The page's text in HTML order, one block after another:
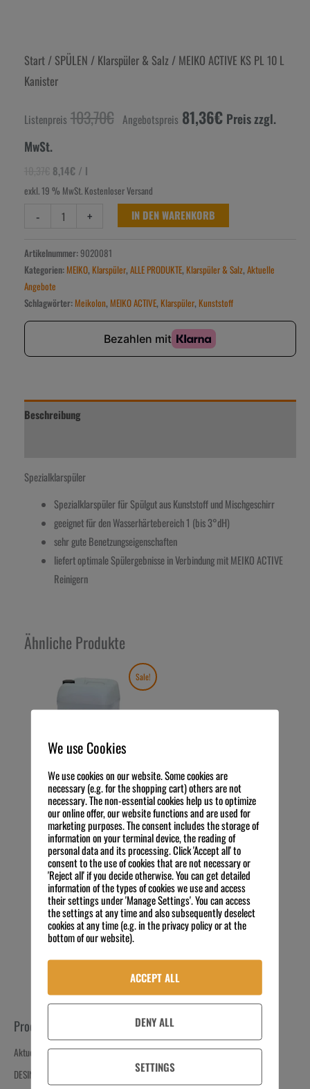
Produkt-Kategorien
Aktuelle Angebote
DESINFIZIEREN
Start/ SPÜLEN / Klarspüler & Salz / MEIKO ACTIVE KS PL 10 L
Kanister
Listenpreis 103,70€ Angebotspreis 81,36€ Preis zzgl.
MwSt.
8,14€ / l
exkl. 19 % MwSt. Kostenloser Versand
- + IN DEN WARENKORB
Artikelnummer:9020081
Kategorien: MEIKO, Klarspüler, ALLE PRODUKTE, Klarspüler & Salz, Aktuelle
Angebote
Schlagwörter: Meikolon, MEIKO ACTIVE, Klarspüler, Kunststoff
Beschreibung
Spezialklarspüler
Spezialklarspüler für Spülgut aus Kunststoff und Mischgeschirr
geeignet für den Wasserhärtebereich 1 (bis 3°dH)
sehr gute Benetzungseigenschaften
liefert optimale Spülergebnisse in Verbindung mit MEIKO ACTIVE
Reinigern
Ähnliche Produkte
Sale!
MEIKO ACTIVE KS PL 25 kg
Kanister
Listenpreis 257,30€
Ursprünglicher
Preis
war:
257,30€
Angebotspreis202,00 €
Aktueller
Preis
ist:
202,00€.
Preis
zzgl. MwSt.
10,29€ 8,08€/l
exkl. 19 % MwSt.
Kostenloser Versand
IN DEN WARENKORB
We use Cookies
We use cookies on our website. Some cookies are
necessary (e.g. for the shopping cart) others are not
necessary. The non-essential cookies help us to optimize
our online offer, our website functions and are used for
marketing purposes. The consent includes the storage of
information on your terminal device, the reading of
personal data and its processing. Click 'Accept all' to
consent to the use of cookies that are not necessary or
'Reject all' if you decide otherwise. You can get detailed
information of the types of cookies we use and access
their settings under 'Manage Settings'. You can access
the settings at any time and also subsequently deselect
cookies at any time (e.g. in the privacy policy or at the
bottom of our website).
ACCEPT ALL
DENY ALL
SETTINGS